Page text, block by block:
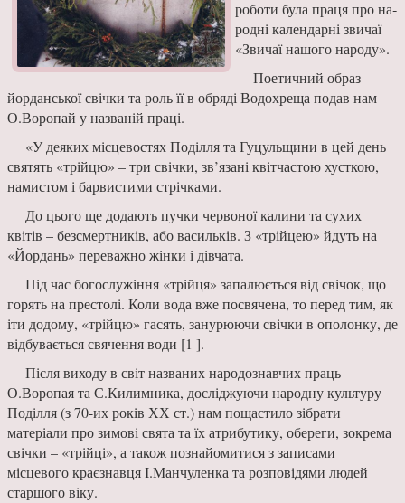
роботи була праця про на­
родні календарні звичаї
«Звичаї на­шого народу».
Поетичний об­раз
йорданської свічки та роль її в обряді Водохреща подав нам
О.Во­ропай у названій праці.
«У деяких міс­цевостях Поділля та Гуцульщини в цей день
святять «трійцю» – три свічки, зв’язані квітчастою хуст­кою,
намистом і барвистими стрічками.
До цього ще додають пуч­ки червоної калини та сухих
квітів – безсмертників, або ва­сильків. З «трійцею» йдуть на
«Йордань» переважно жінки і дівчата.
Під час богослужіння «трійця» запалюється від свічок, що
горять на престо­лі. Коли вода вже посвячена, то перед тим, як
іти додому, «трійцю» гасять, занурюючи свічки в ополонку, де
відбува­ється свячення води [1 ].
Після виходу в світ наз­ваних народознавчих праць
О.Воропая та С.Килимника, досліджуючи народну культу­ру
Поділля (з 70-их років ХХ ст.) нам пощастило зібрати
матеріали про зимові свята та їх атрибутику, обереги, зокре­ма
свічки – «трійці», а також познайомитися з записами
місцевого краєзнавця І.Ман­чуленка та розповідями людей
старшого віку.